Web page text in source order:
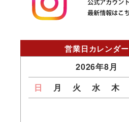
営業日カレンダー
2026年8月
日
月 火 水 木